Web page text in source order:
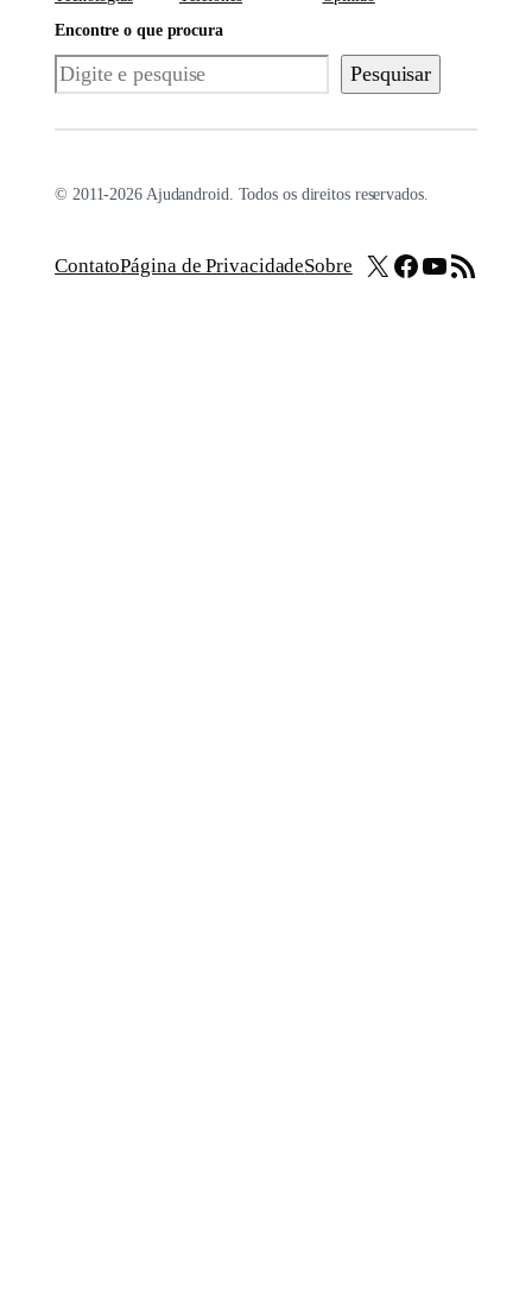
Encontre o que procura
Pesquisar Pesquisar
© 2011-2026 Ajudandroid. Todos os direitos reservados.
ContatoPágina de PrivacidadeSobre X Facebook
Youtube
Feed RSS